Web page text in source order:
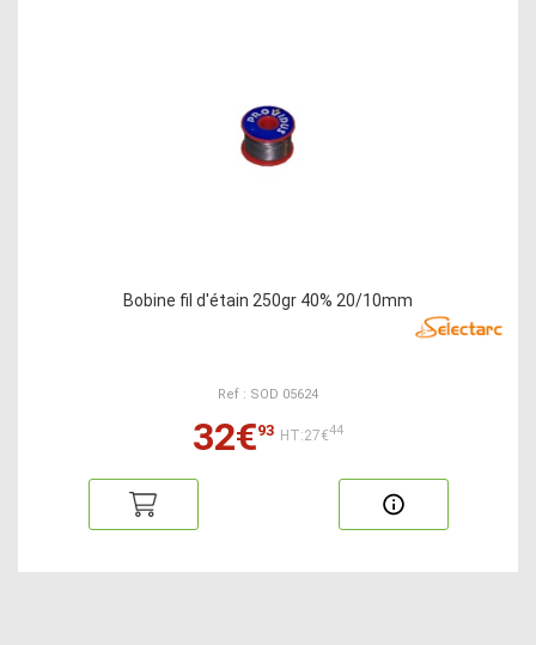
Bobine fil d'étain 250gr 40% 20/10mm
Ref : SOD 05624
32€93 HT:27€44